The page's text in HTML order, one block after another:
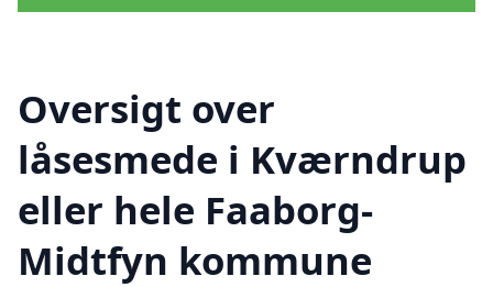
Oversigt over
låsesmede i Kværndrup
eller hele Faaborg-
Midtfyn kommune